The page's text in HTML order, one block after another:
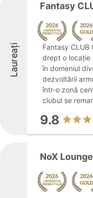
Laureați
Fantasy
Fantasy
drept o locație
în domeniul
dezvoltării
într-o zonă
clubul se
9.8
NoX